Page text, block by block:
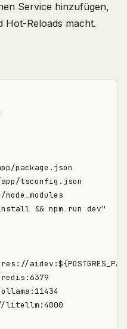
Service hinzufügen,
Reloads macht.
package.json
tsconfig.json
&& npm run dev"
litellm:4000